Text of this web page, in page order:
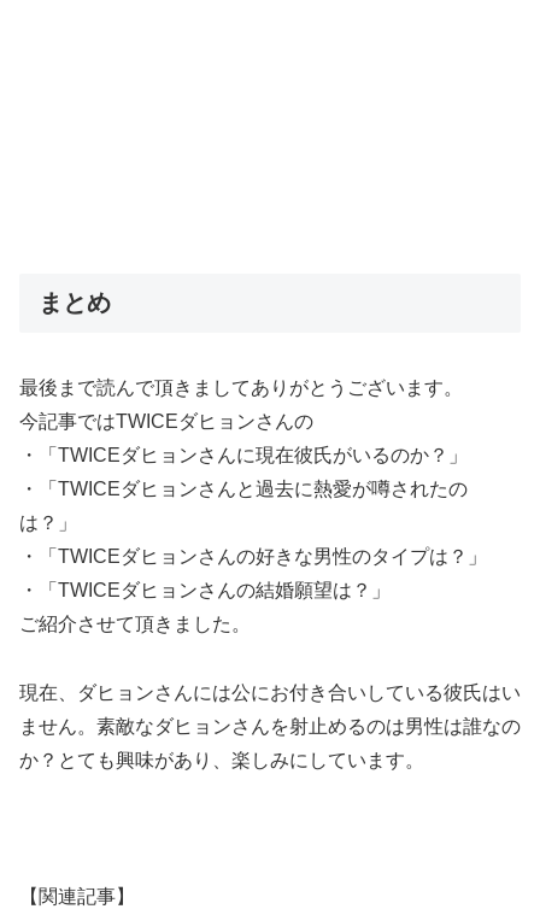
まとめ
最後まで読んで頂きましてありがとうございます。
今記事ではTWICEダヒョンさんの
・「TWICEダヒョンさんに現在彼氏がいるのか？」
・「TWICEダヒョンさんと過去に熱愛が噂されたの
は？」
・「TWICEダヒョンさんの好きな男性のタイプは？」
・「TWICEダヒョンさんの結婚願望は？」
ご紹介させて頂きました。
現在、ダヒョンさんには公にお付き合いしている彼氏はい
ません。素敵なダヒョンさんを射止めるのは男性は誰なの
か？とても興味があり、楽しみにしています。
【関連記事】